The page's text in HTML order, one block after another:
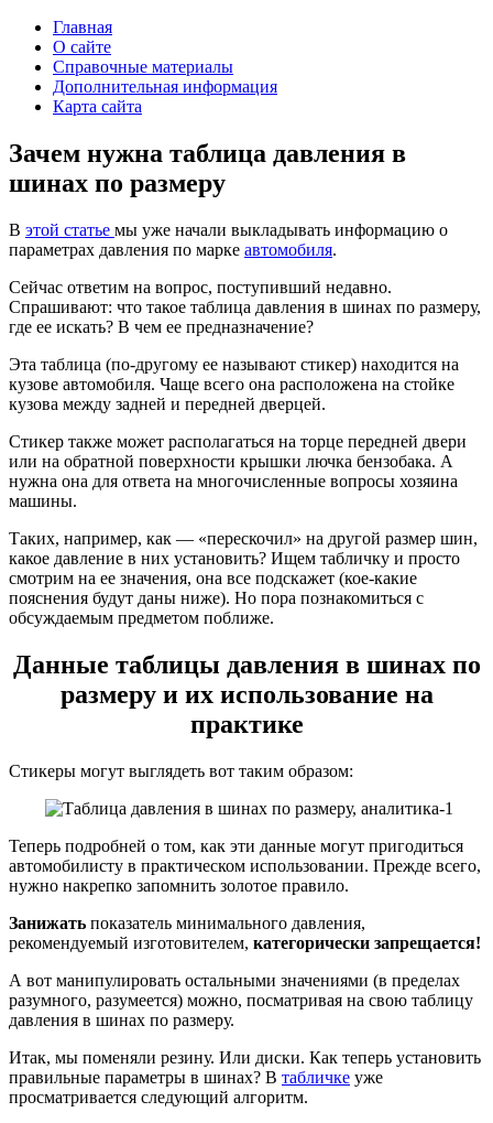
Главная
О сайте
Справочные материалы
Дополнительная информация
Карта сайта
Зачем нужна таблица давления в
шинах по размеру
В этой статье мы уже начали выкладывать информацию о
параметрах давления по марке автомобиля.
Сейчас ответим на вопрос, поступивший недавно.
Спрашивают: что такое таблица давления в шинах по размеру,
где ее искать? В чем ее предназначение?
Эта таблица (по-другому ее называют стикер) находится на
кузове автомобиля. Чаще всего она расположена на стойке
кузова между задней и передней дверцей.
Стикер также может располагаться на торце передней двери
или на обратной поверхности крышки лючка бензобака. А
нужна она для ответа на многочисленные вопросы хозяина
машины.
Таких, например, как — «перескочил» на другой размер шин,
какое давление в них установить? Ищем табличку и просто
смотрим на ее значения, она все подскажет (кое-какие
пояснения будут даны ниже). Но пора познакомиться с
обсуждаемым предметом поближе.
Данные таблицы давления в шинах по
размеру и их использование на
практике
Стикеры могут выглядеть вот таким образом:
Теперь подробней о том, как эти данные могут пригодиться
автомобилисту в практическом использовании. Прежде всего,
нужно накрепко запомнить золотое правило.
Занижать показатель минимального давления,
рекомендуемый изготовителем, категорически запрещается!
А вот манипулировать остальными значениями (в пределах
разумного, разумеется) можно, посматривая на свою таблицу
давления в шинах по размеру.
Итак, мы поменяли резину. Или диски. Как теперь установить
правильные параметры в шинах? В табличке уже
просматривается следующий алгоритм.